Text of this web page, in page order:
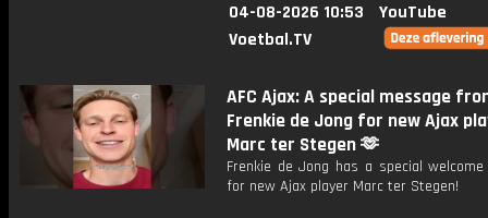
04-08-2026 10:53
YouTube
Voetbal.TV
AFC Ajax: A special message
Frenkie de Jong for new Ajax
Marc ter Stegen 🫶
Frenkie de Jong has a special
for new Ajax player Marc ter Stegen!